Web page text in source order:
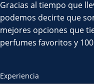
Gracias al tiempo que
podemos decirte que
mejores opciones que
perfumes favoritos y
Experiencia